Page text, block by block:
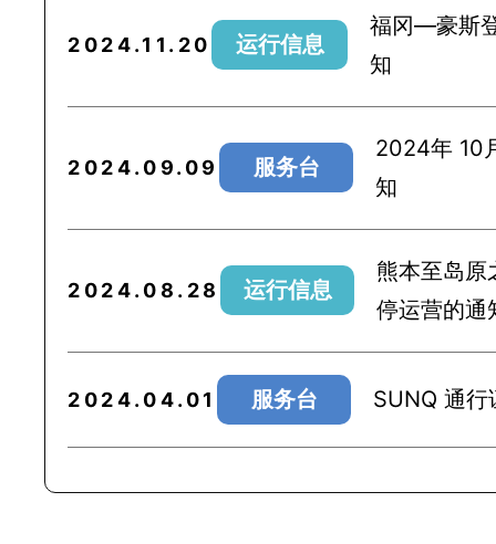
2024.11.20 运行信息
福冈—豪斯
知
2024.09.09 服务台
2024年 10
知
2024.08.28 运行信息
熊本至岛
停运营的通
2024.04.01 服务台 SUNQ 通行